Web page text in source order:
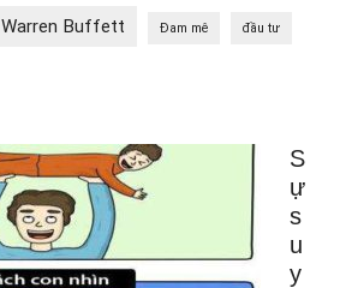
Warren Buffett Đam mê đầu tư
S
ự
s
u
y